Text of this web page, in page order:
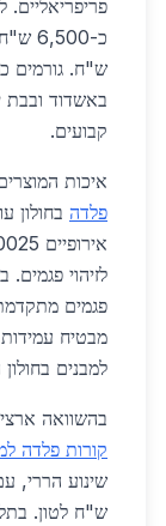
ש"ח. גורמים
באשדוד ובבת
קבועים.
איכות
פלדה
מבטיח עמידות
למבנים
בהשוואה
קורות פלדה
ש"ח לטון.